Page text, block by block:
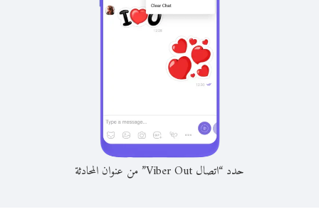
حدد “اتصال Viber Out” من عنوان المحادثة